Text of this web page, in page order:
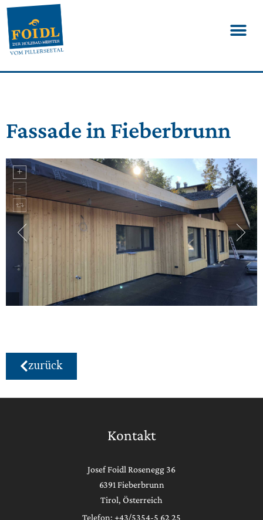
Fassade in Fieberbrunn
zurück
Kontakt
Josef Foidl Rosenegg 36
6391 Fieberbrunn
Tirol, Österreich
Telefon: +43/5354-5 62 25